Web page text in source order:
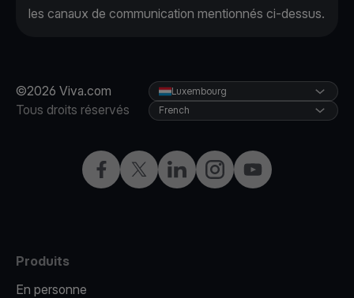
les canaux de communication mentionnés ci-dessus.
©2026 Viva.com
Tous droits réservés
Facebook
X LinkedInInstagramYouTube
Luxembourg
French
Produits
En personne